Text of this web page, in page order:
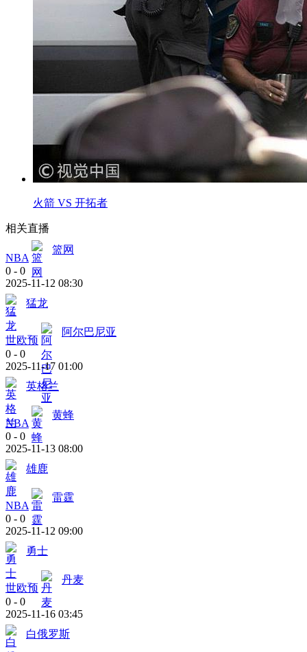
火箭 VS 开拓者
相关直播
NBA
篮网
0 - 0
2025-11-12 08:30
猛龙
世欧预
阿尔巴尼亚
0 - 0
2025-11-17 01:00
英格兰
NBA
黄蜂
0 - 0
2025-11-13 08:00
雄鹿
NBA
雷霆
0 - 0
2025-11-12 09:00
勇士
世欧预
丹麦
0 - 0
2025-11-16 03:45
白俄罗斯